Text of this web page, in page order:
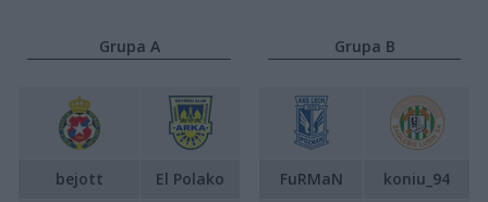
Grupa A Grupa B
bejott El Polako FuRMaN koniu_94